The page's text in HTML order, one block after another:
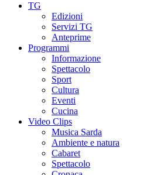
TG
Edizioni
Servizi TG
Anteprime
Programmi
Informazione
Spettacolo
Sport
Cultura
Eventi
Cucina
Video Clips
Musica Sarda
Ambiente e natura
Cabaret
Spettacolo